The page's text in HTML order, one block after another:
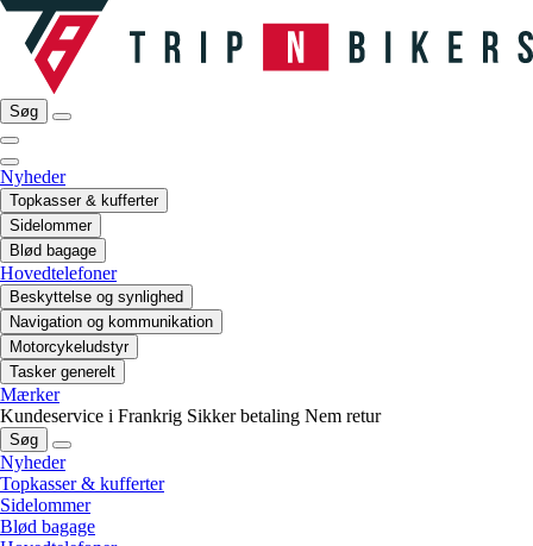
Søg
Nyheder
Topkasser & kufferter
Sidelommer
Blød bagage
Hovedtelefoner
Beskyttelse og synlighed
Navigation og kommunikation
Motorcykeludstyr
Tasker generelt
Mærker
Kundeservice i Frankrig Sikker betaling Nem retur
Søg
Nyheder
Topkasser & kufferter
Sidelommer
Blød bagage